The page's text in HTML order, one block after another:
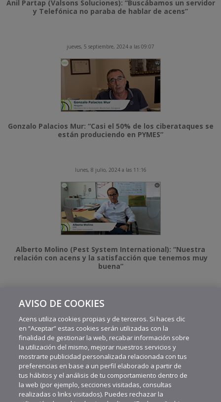
Anil Partap (Valsons Soluciones): “Buscábamos un servidor
y Telefónica no paraba de hablar de acens”
jueves, 5 septiembre, 2024 a las 09:07
Gonzalo Palacios Mur: “Casi el 50% de los ciberataques se
están produciendo en PYMES”
lunes, 8 julio, 2024 a las 11:16
Alberto Molino (Pest System International): “Nuestra
relación con acens y la satisfacción que tenemos muy
buena”
MÁS VIDEOS RECIENTES
AVISO DE COOKIES
Acens utiliza cookies propias y de terceros. Si haces clic
en “Aceptar” estas cookies serán utilizadas con la
finalidad de gestionar la web, recabar información sobre
la utilización del mismo, mejorar nuestros servicios y
mostrarte publicidad personalizada relacionada con tus
preferencias en base a un perfil elaborado a partir de
tus hábitos y el análisis de tu comportamiento dentro de
la web (por ejemplo, secciones visitadas, consultas
realizadas o links visitados). Puedes rechazar la